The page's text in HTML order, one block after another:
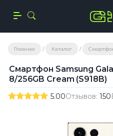
Главная Каталог
Смартфон Samsung
8/256GB Cream (S918B)
5.00Отзывов: 150